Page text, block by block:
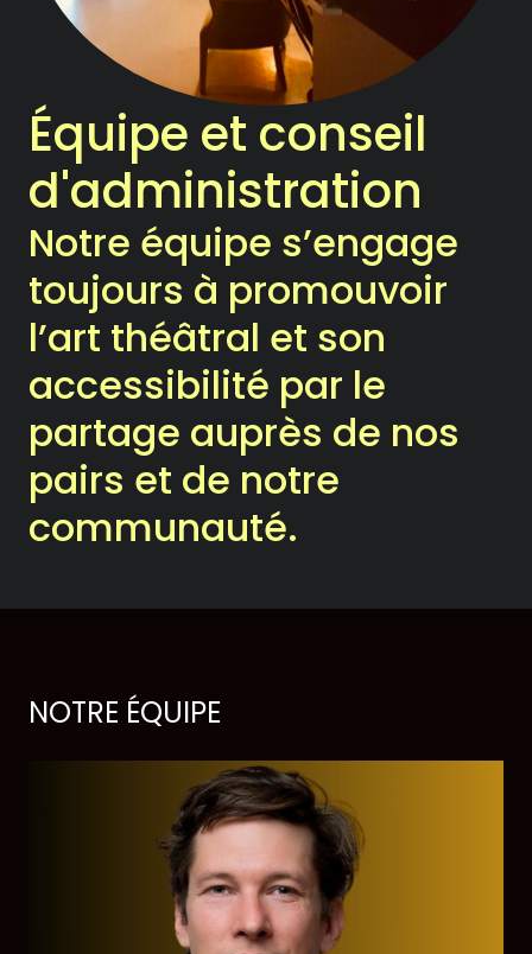
Notre Chambre d’amis
Les Activités
Le Printemps des Ateliers-
théâtre
Les Ateliers-théâtre
Les Rencontres
Les Chroniques
Les Ateliers
La compagnie
Équipe et conseil
d’administration
Votre soutien
On en parle dans les
Équipe et conseil
d'administration
Notre équipe s’engage
toujours à promouvoir
l’art théâtral et son
accessibilité par le
partage auprès de nos
pairs et de notre
communauté.
NOTRE ÉQUIPE